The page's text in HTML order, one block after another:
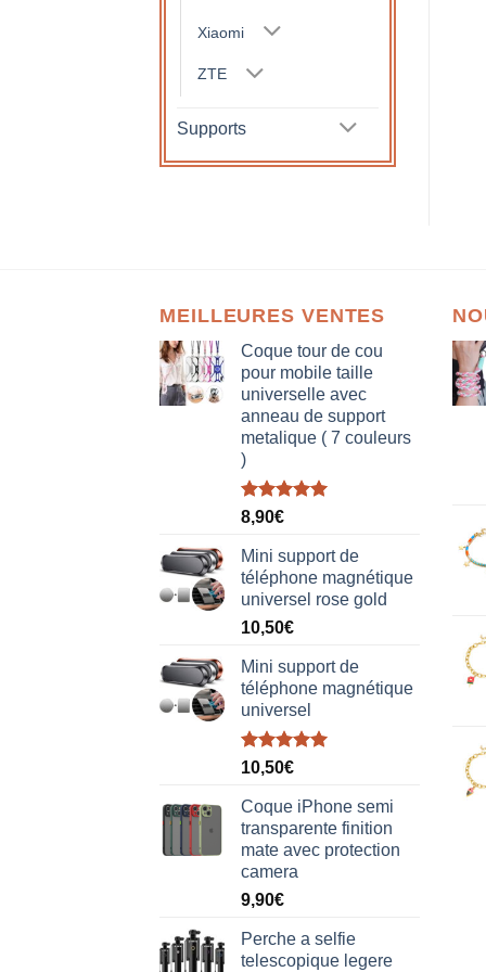
Xiaomi
ZTE
Supports
MEILLEURES VENTES
Coque tour de cou
pour mobile taille
universelle avec
anneau de support
metalique ( 7 couleurs
)
Note5.00
8,90€
Mini support de
téléphone magnétique
universel rose gold
10,50€
Mini support de
téléphone magnétique
universel
Note5.00
10,50€
Coque iPhone semi
transparente finition
mate avec protection
camera
9,90€
Perche a selfie
telescopique legere